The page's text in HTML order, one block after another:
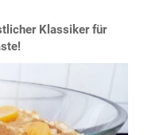
Klassiker für